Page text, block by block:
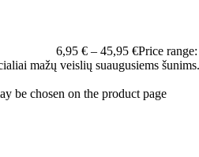
6,95 € – 45,95 €Price
mažų veislių suaugusiems
be chosen on the product page